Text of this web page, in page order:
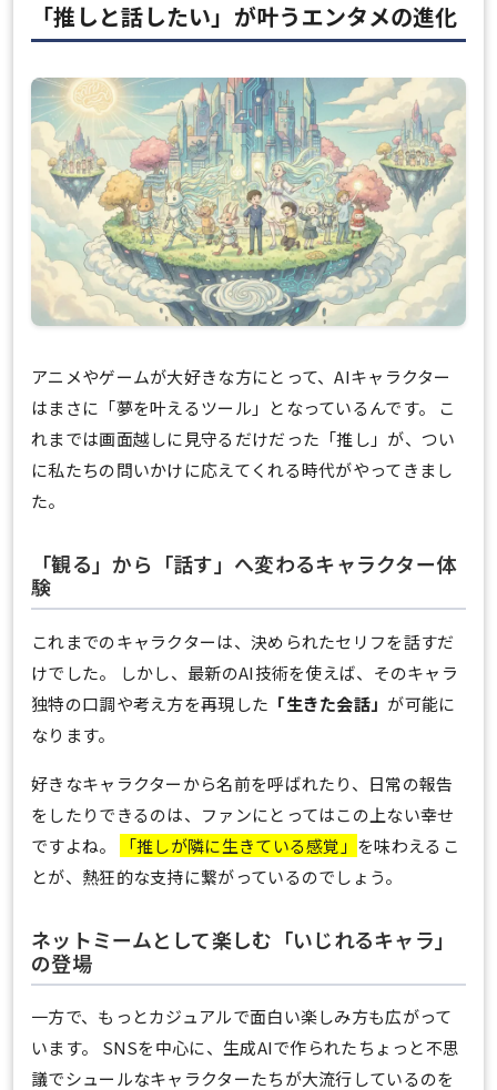
「推しと話したい」が叶うエンタメの進化
アニメやゲームが大好きな方にとって、AIキャラクター
はまさに「夢を叶えるツール」となっているんです。 こ
れまでは画面越しに見守るだけだった「推し」が、つい
に私たちの問いかけに応えてくれる時代がやってきまし
た。
「観る」から「話す」へ変わるキャラクター体
験
これまでのキャラクターは、決められたセリフを話すだ
けでした。 しかし、最新のAI技術を使えば、そのキャラ
独特の口調や考え方を再現した 「生きた会話」 が可能に
なります。
好きなキャラクターから名前を呼ばれたり、日常の報告
をしたりできるのは、ファンにとってはこの上ない幸せ
ですよね。
「推しが隣に生きている感覚」 を味わえるこ
とが、熱狂的な支持に繋がっているのでしょう。
ネットミームとして楽しむ「いじれるキャラ」
の登場
一方で、もっとカジュアルで面白い楽しみ方も広がって
います。 SNSを中心に、生成AIで作られたちょっと不思
議でシュールなキャラクターたちが大流行しているのを